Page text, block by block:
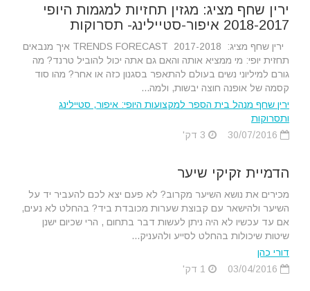
ירין שחף מציג: מגזין תחזיות למגמות היופי
2018-2017 איפור-סטיילינג- תסרוקות
ירין שחף מציג: TRENDS FORECAST 2017-2018 איך מנבאים
תחזית יופי: מי ממציא אותה והאם גם אתה יכול להוביל טרנד? מה
גורם למיליוני נשים בעולם להתאפר בסגנון כזה או אחר? מהו סוד
קסמה של אופנה חוצה יבשות, ולמה...
ירין שחף מנהל בית הספר למקצועות היופי: איפור, סטיילינג
ותסרוקות
הדמיית זקיקי שיער
מכירים את נושא השיער מקרוב? לא פעם יצא לכם להעביר יד על
השיער ולהישאר עם קבוצת שערות מכובדת ביד? בהחלט לא נעים,
אם עד עכשיו לא היה ניתן לעשות דבר בתחום , הרי שכיום ישנן
שיטות שיכולות בהחלט לסייע ולהעניק...
דורי כהן